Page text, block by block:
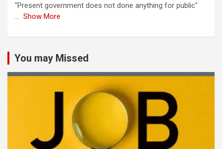
"Present government does not done anything for public"
... Show More
You may Missed